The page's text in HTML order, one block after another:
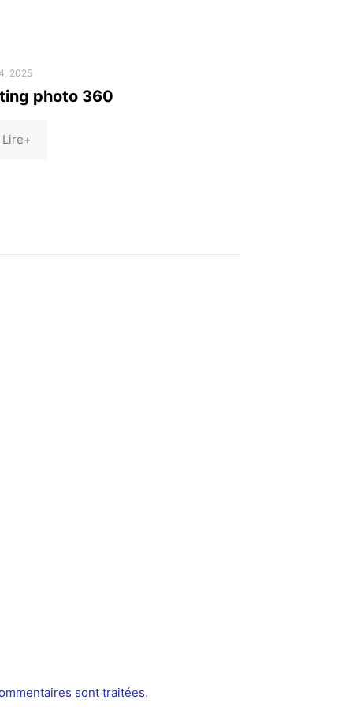
2025
photo 360
Lire+
sont traitées.